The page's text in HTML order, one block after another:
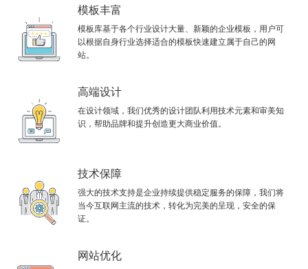
模板丰富
模板库基于各个行业设计大量、新颖的企业模板，用户可
以根据自身行业选择适合的模板快速建立属于自己的网
站。
高端设计
在设计领域，我们优秀的设计团队利用技术元素和审美知
识，帮助品牌和提升创造更大商业价值。
技术保障
强大的技术支持是企业持续提供稳定服务的保障，我们将
当今互联网主流的技术，转化为完美的呈现，安全的保
证。
网站优化